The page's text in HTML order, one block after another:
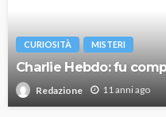
CURIOSITÀ MISTERI
Charlie Hebdo: fu
Redazione 11 anni ago